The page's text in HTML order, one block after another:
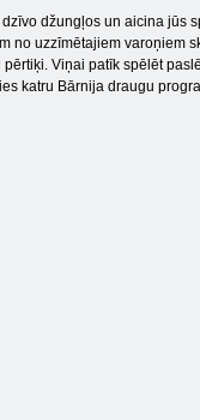
džungļos un aicina jūs
no uzzīmētajiem varoņiem
Viņai patīk spēlēt
katru Bārnija draugu